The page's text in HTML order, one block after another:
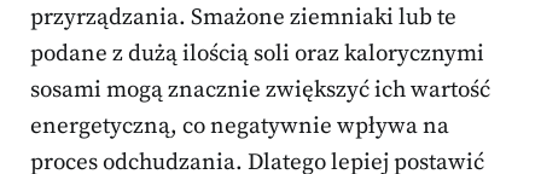
przyrządzania. Smażone ziemniaki lub te
podane z dużą ilością soli oraz kalorycznymi
sosami mogą znacznie zwiększyć ich wartość
energetyczną, co negatywnie wpływa na
proces odchudzania. Dlatego lepiej postawić